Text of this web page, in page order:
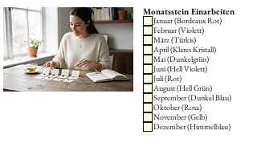
Monatsstein Einarbeiten
Januar (Bordeaux Rot)
Februar (Violett)
März (Türkis)
April (Klares Kristall)
Mai (Dunkelgrün)
Juni (Hell Violett)
Juli (Rot)
August (Hell Grün)
September (Dunkel Blau)
Oktober (Rosa)
November (Gelb)
Dezember (Himmelblau)